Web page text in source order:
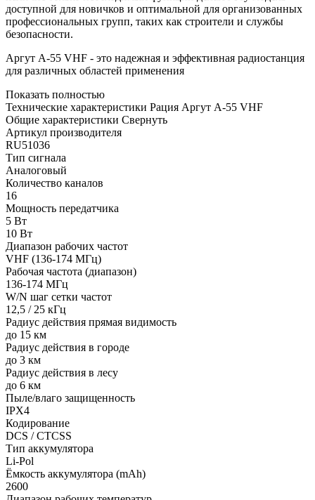
доступной для новичков и оптимальной для организованных
профессиональных групп, таких как строители и службы
безопасности.
Аргут А-55 VHF - это надежная и эффективная радиостанция
для различных областей применения
Показать полностью
Технические характеристики Рация Аргут А-55 VHF
Общие характеристики Свернуть
Артикул производителя
RU51036
Тип сигнала
Аналоговый
Количество каналов
16
Мощность передатчика
5 Вт
10 Вт
Диапазон рабочих частот
VHF (136-174 МГц)
Рабочая частота (диапазон)
136-174 МГц
W/N шаг сетки частот
12,5 / 25 кГц
Радиус действия прямая видимость
до 15 км
Радиус действия в городе
до 3 км
Радиус действия в лесу
до 6 км
Пыле/влаго защищенность
IPX4
Кодирование
DCS / CTCSS
Тип аккумулятора
Li-Pol
Ёмкость аккумулятора (mAh)
2600